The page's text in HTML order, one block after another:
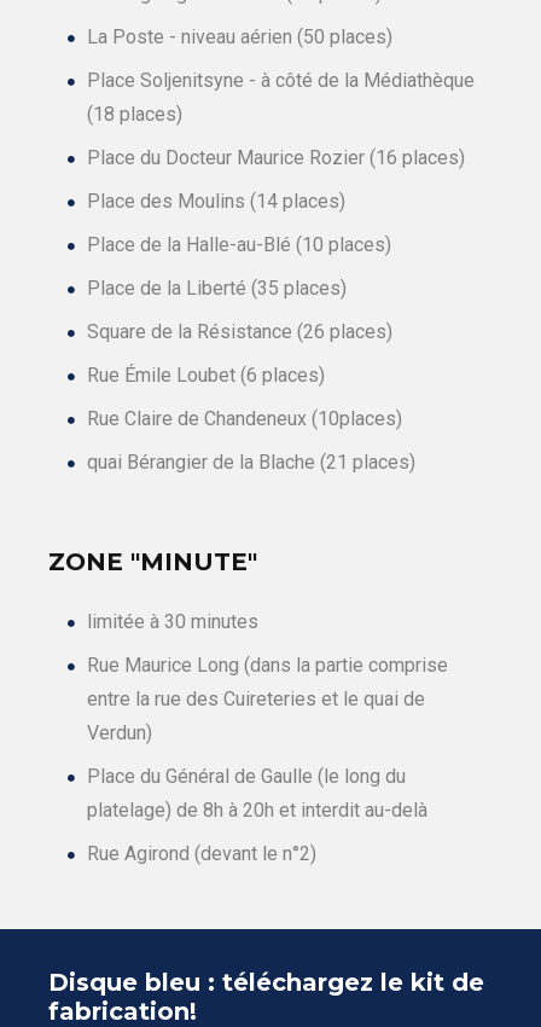
La Poste - niveau aérien (50 places)
Place Soljenitsyne - à côté de la Médiathèque
(18 places)
Place du Docteur Maurice Rozier (16 places)
Place des Moulins (14 places)
Place de la Halle-au-Blé (10 places)
Place de la Liberté (35 places)
Square de la Résistance (26 places)
Rue Émile Loubet (6 places)
Rue Claire de Chandeneux (10places)
quai Bérangier de la Blache (21 places)
ZONE "MINUTE"
limitée à 30 minutes
Rue Maurice Long (dans la partie comprise
entre la rue des Cuireteries et le quai de
Verdun)
Place du Général de Gaulle (le long du
platelage) de 8h à 20h et interdit au-delà
Rue Agirond (devant le n°2)
Disque bleu : téléchargez le kit de
fabrication!